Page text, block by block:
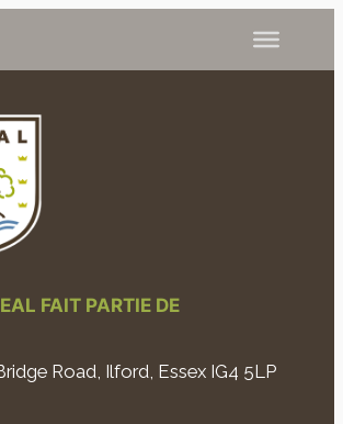
FAIT PARTIE DE
Road, Ilford, Essex IG4 5LP